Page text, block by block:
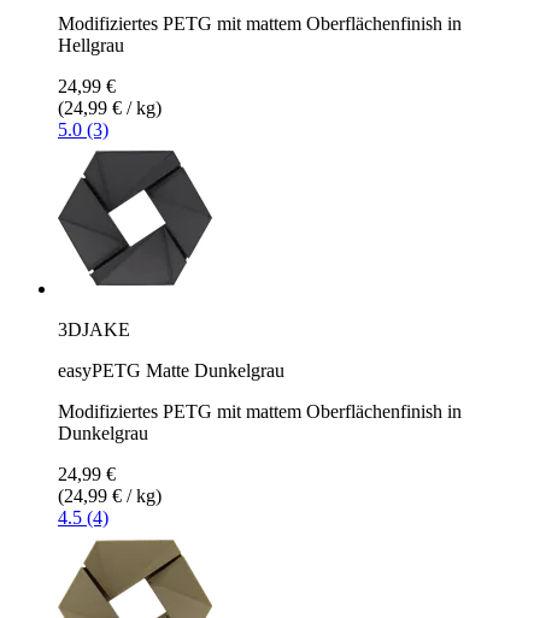
Modifiziertes PETG mit mattem Oberflächenfinish in
Hellgrau
24,99 €
(24,99 € / kg)
5.0 (3)
3DJAKE
easyPETG Matte Dunkelgrau
Modifiziertes PETG mit mattem Oberflächenfinish in
Dunkelgrau
24,99 €
(24,99 € / kg)
4.5 (4)